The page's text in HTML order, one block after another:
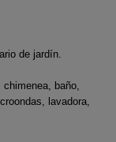
de jardín.
baño,
lavadora,